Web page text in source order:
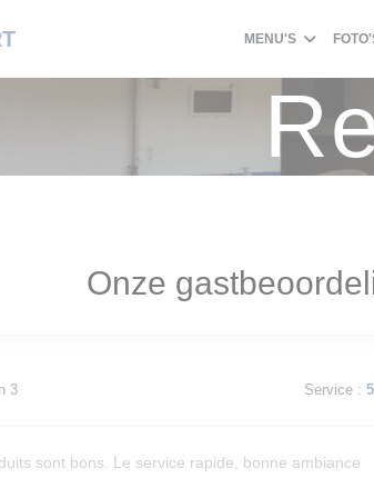
MENU'S
Onze
3 Service: 5
sont bons. Le service rapide, bonne ambiance